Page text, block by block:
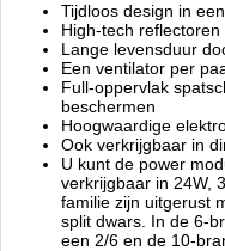
Tijdloos design in
High-tech reflectoren
Lange levensduur
Een ventilator per
Full-oppervlak
beschermen
Hoogwaardige
Ook verkrijgbaar in
U kunt de power
verkrijgbaar in 24W,
familie zijn uitgerust
split dwars. In de 6-
een 2/6 en de 10-